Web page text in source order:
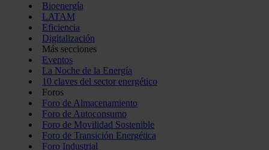
Bioenergía
LATAM
Eficiencia
Digitalización
Más secciones
Eventos
La Noche de la Energía
10 claves del sector energético
Foros
Foro de Almacenamiento
Foro de Autoconsumo
Foro de Movilidad Sostenible
Foro de Transición Energética
Foro Industrial